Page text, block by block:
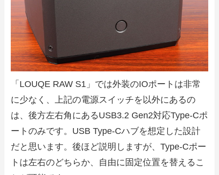
「LOUQE RAW S1」では外装のIOポートは非常
に少なく、上記の電源スイッチを以外にあるの
は、後方左右角にあるUSB3.2 Gen2対応Type-Cポ
ートのみです。USB Type-Cハブを想定した設計
だと思います。後ほど説明しますが、Type-Cポー
トは左右のどちらか、自由に固定位置を替えるこ